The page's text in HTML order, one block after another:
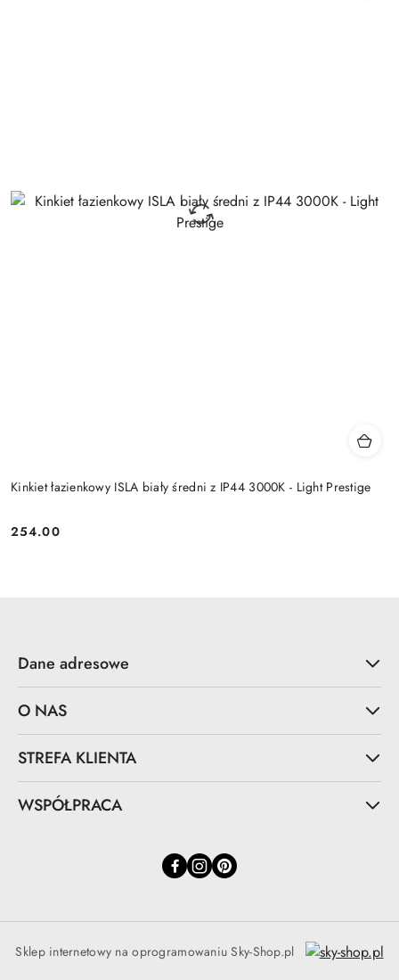
Kinkiet łazienkowy ISLA biały średni z IP44 3000K - Light Prestige
Cena:
254.00
Dane adresowe
O NAS
STREFA KLIENTA
WSPÓŁPRACA
Sklep internetowy na oprogramowaniu Sky-Shop.pl